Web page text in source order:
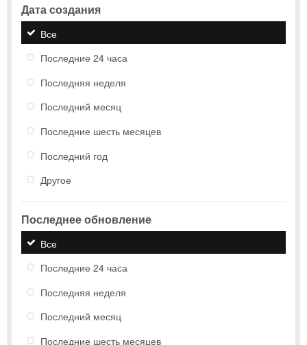
Дата создания
Все
Последние 24 часа
Последняя неделя
Последний месяц
Последние шесть месяцев
Последний год
Другое
Последнее обновление
Все
Последние 24 часа
Последняя неделя
Последний месяц
Последние шесть месяцев